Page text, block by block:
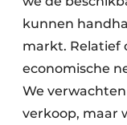
kunnen
markt. Relatief
economische
We
verkoop, maar